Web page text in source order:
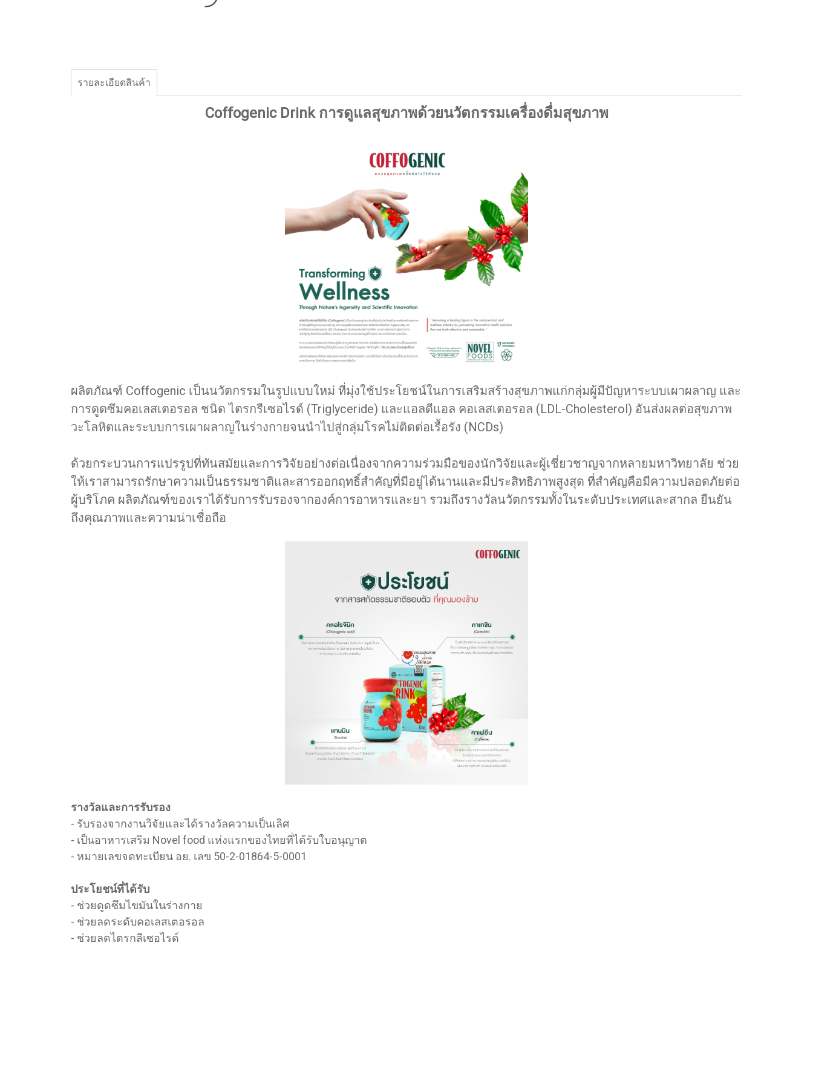
รายละเอียดสินค้า
Coffogenic Drink การดูแลสุขภาพด้วยนวัตกรรมเครื่องดื่มสุขภาพ
ผลิตภัณฑ์ Coffogenic เป็นนวัตกรรมในรูปแบบใหม่ ที่มุ่งใช้ประโยชน์ในการเสริมสร้างสุขภาพแก่กลุ่มผู้มีปัญหาระบบเผาผลาญ และ
การดูดซึมคอเลสเตอรอล ชนิด ไตรกรีเซอไรด์ (Triglyceride) และแอลดีแอล คอเลสเตอรอล (LDL-Cholesterol) อันส่งผลต่อสุขภาพ
วะโลหิตและระบบการเผาผลาญในร่างกายจนนำไปสู่กลุ่มโรคไม่ติดต่อเรื้อรัง (NCDs)
ด้วยกระบวนการแปรรูปที่ทันสมัยและการวิจัยอย่างต่อเนื่องจากความร่วมมือของนักวิจัยและผู้เชี่ยวชาญจากหลายมหาวิทยาลัย ช่วย
ให้เราสามารถรักษาความเป็นธรรมชาติและสารออกฤทธิ์สำคัญที่มีอยู่ได้นานและมีประสิทธิภาพสูงสุด ที่สำคัญคือมีความปลอดภัยต่อ
ผู้บริโภค ผลิตภัณฑ์ของเราได้รับการรับรองจากองค์การอาหารและยา รวมถึงรางวัลนวัตกรรมทั้งในระดับประเทศและสากล ยืนยัน
ถึงคุณภาพและความน่าเชื่อถือ
รางวัลและการรับรอง
- รับรองจากงานวิจัยและได้รางวัลความเป็นเลิศ
- เป็นอาหารเสริม Novel food แห่งแรกของไทยที่ได้รับใบอนุญาต
- หมายเลขจดทะเบียน อย. เลข 50-2-01864-5-0001
ประโยชน์ที่ได้รับ
- ช่วยดูดซึมไขมันในร่างกาย
- ช่วยลดระดับคอเลสเตอรอล
- ช่วยลดไตรกลีเซอไรด์